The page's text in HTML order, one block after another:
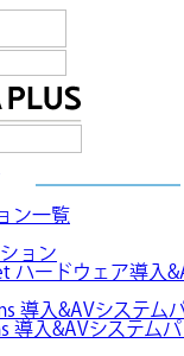
ン一覧
ョン
ハードウェア導入
導入&AVシステム
導入&AVシステム